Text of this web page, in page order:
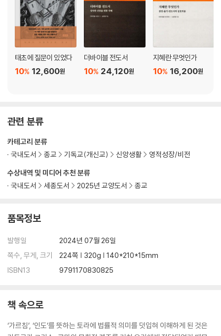
페사흐: 절기는 무엇을 기념하는 것인가
말아크: 메시지와 메신저에 대한 히브리적 사고
타마르: 신앙의 구심력과 원심력에 대하여
나가며 : 광야의 축복
태초에 질문이 있었다
12,600원
10%
더바이블 전도서
24,120원
10%
지혜란 무엇인가
16,200원
10%
관련 분류
수상내역 및 미디어 추천 분류
국내도서
세종도서 2025년 교양도서 종교
카테고리 분류
국내도서
종교 기독교(개신교) 신앙생활 영적성장/비전
품목정보
발행일
2024년 07월 26일
쪽수, 무게, 크기
224쪽 | 320g | 140*210*15mm
ISBN13
9791170830825
책 속으로
‘가르침’, ‘인도’를 뜻하는 토라에 법률적 의미를 덧입혀 이해하게 된 것은